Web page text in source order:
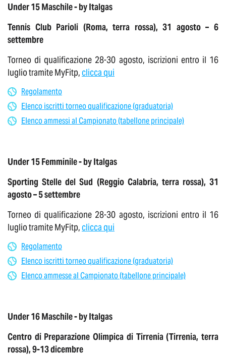
Under 15 Maschile - by Italgas
Tennis Club Parioli (Roma, terra rossa), 31 agosto – 6
settembre
Torneo di qualificazione 28-30 agosto, iscrizioni entro il 16
luglio tramite MyFitp,clicca qui
Regolamento
Elenco iscritti torneo qualificazione (graduatoria)
Elenco ammessi al Campionato (tabellone principale)
Under 15 Femminile - by Italgas
Sporting Stelle del Sud (Reggio Calabria, terra rossa), 31
agosto – 5 settembre
Torneo di qualificazione 28-30 agosto, iscrizioni entro il 16
luglio tramite MyFitp,clicca qui
Regolamento
Elenco iscritti torneo qualificazione (graduatoria)
Elenco ammesse al Campionato (tabellone principale)
Under 16 Maschile - by Italgas
Centro di Preparazione Olimpica di Tirrenia (Tirrenia, terra
rossa), 9-13 dicembre